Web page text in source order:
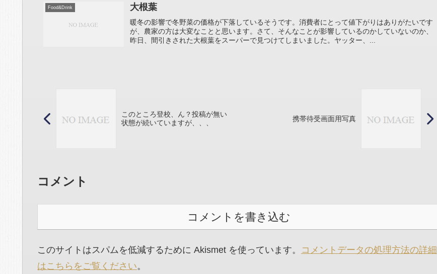
Food&Drink 大根葉
暖冬の影響で冬野菜の価格が下落しているそうです。消費者にとって値下がりはありがたいです
が、農家の方は大変なことと思います。さて、そんなことが影響しているのかしていないのか、
昨日、間引きされた大根葉をスーパーで見つけてしまいました。ヤッター、...
このところ登校、ん？投稿が無い
状態が続いていますが、、、
携帯待受画面用写真
コメント
コメントを書き込む
このサイトはスパムを低減するために Akismet を使っています。
コメントデータの処理方法の詳細
はこちらをご覧ください。